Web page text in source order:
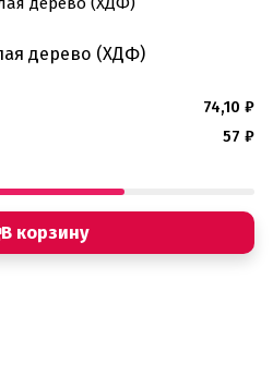
дерево (ХДФ)
74,10 ₽
57 ₽
В корзину